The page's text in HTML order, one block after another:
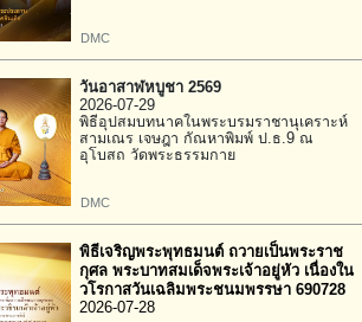
DMC
วันอาสาฬหบูชา 2569
2026-07-29
พิธีอุปสมบทนาคในพระบรมราชานุเคราะห์
สามเณร เจษฎา กัณหาพิมพ์ ป.ธ.9 ณ
อุโบสถ วัดพระธรรมกาย
DMC
พิธีเจริญพระพุทธมนต์ ถวายเป็นพระราช
กุศล พระบาทสมเด็จพระเจ้าอยู่หัว เนื่องใน
วโรกาสวันเฉลิมพระชนมพรรษา 690728
2026-07-28